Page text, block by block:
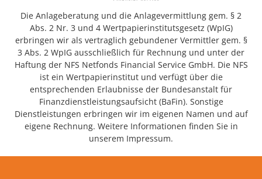
Die Anlageberatung und die Anlagevermittlung gem. § 2
Abs. 2 Nr. 3 und 4 Wertpapierinstitutsgesetz (WpIG)
erbringen wir als vertraglich gebundener Vermittler gem. §
3 Abs. 2 WpIG ausschließlich für Rechnung und unter der
Haftung der NFS Netfonds Financial Service GmbH. Die NFS
ist ein Wertpapierinstitut und verfügt über die
entsprechenden Erlaubnisse der Bundesanstalt für
Finanzdienstleistungsaufsicht (BaFin). Sonstige
Dienstleistungen erbringen wir im eigenen Namen und auf
eigene Rechnung. Weitere Informationen finden Sie in
unserem Impressum.